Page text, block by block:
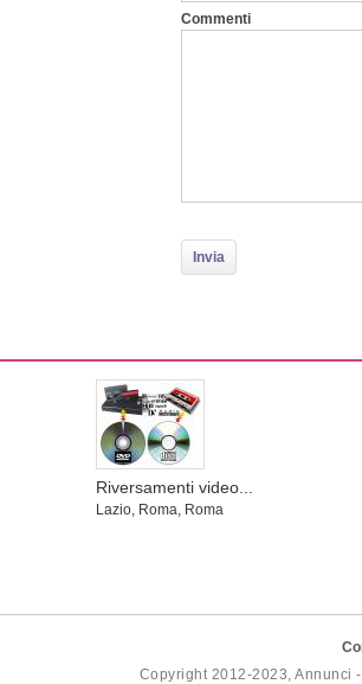
Commenti
Riversamenti video...
Lazio, Roma, Roma
Copyright 2012-2023, Annunci